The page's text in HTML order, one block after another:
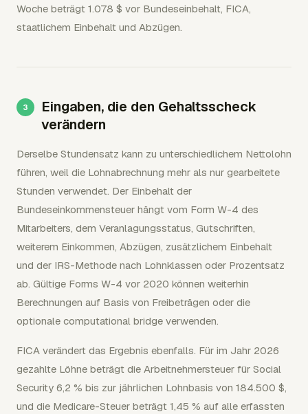
Woche beträgt 1.078 $ vor Bundeseinbehalt, FICA,
staatlichem Einbehalt und Abzügen.
Eingaben, die den Gehaltsscheck
verändern
Derselbe Stundensatz kann zu unterschiedlichem Nettolohn
führen, weil die Lohnabrechnung mehr als nur gearbeitete
Stunden verwendet. Der Einbehalt der
Bundeseinkommensteuer hängt vom Form W-4 des
Mitarbeiters, dem Veranlagungsstatus, Gutschriften,
weiterem Einkommen, Abzügen, zusätzlichem Einbehalt
und der IRS-Methode nach Lohnklassen oder Prozentsatz
ab. Gültige Forms W-4 vor 2020 können weiterhin
Berechnungen auf Basis von Freibeträgen oder die
optionale computational bridge verwenden.
FICA verändert das Ergebnis ebenfalls. Für im Jahr 2026
gezahlte Löhne beträgt die Arbeitnehmersteuer für Social
Security 6,2 % bis zur jährlichen Lohnbasis von 184.500 $,
und die Medicare-Steuer beträgt 1,45 % auf alle erfassten